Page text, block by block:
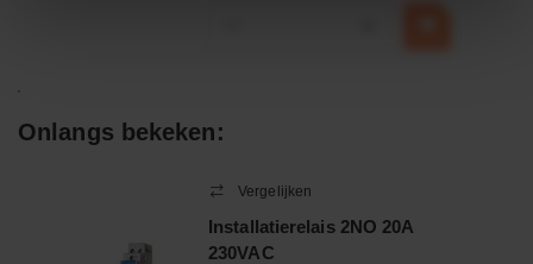
Onlangs bekeken:
Vergelijken
Installatierelais 2NO 20A
230VAC